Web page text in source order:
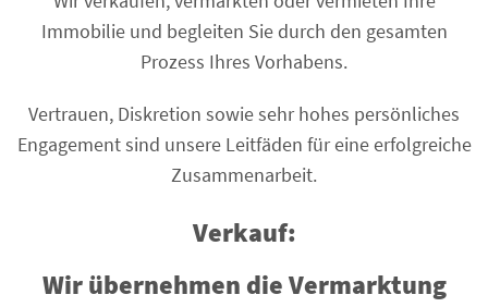
Immobilie und begleiten Sie durch den gesamten
Prozess Ihres Vorhabens.
Vertrauen, Diskretion sowie sehr hohes persönliches
Engagement sind unsere Leitfäden für eine erfolgreiche
Zusammenarbeit.
Verkauf:
Wir übernehmen die Vermarktung